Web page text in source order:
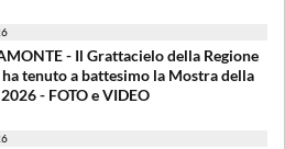
- Il Grattacielo della Regione
tenuto a battesimo la Mostra della
- FOTO e VIDEO